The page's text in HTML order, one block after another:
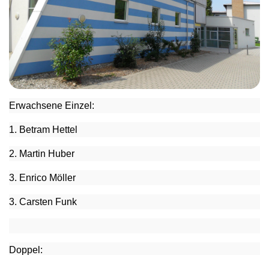
Erwachsene Einzel:
1. Betram Hettel
2. Martin Huber
3. Enrico Möller
3. Carsten Funk
Doppel: